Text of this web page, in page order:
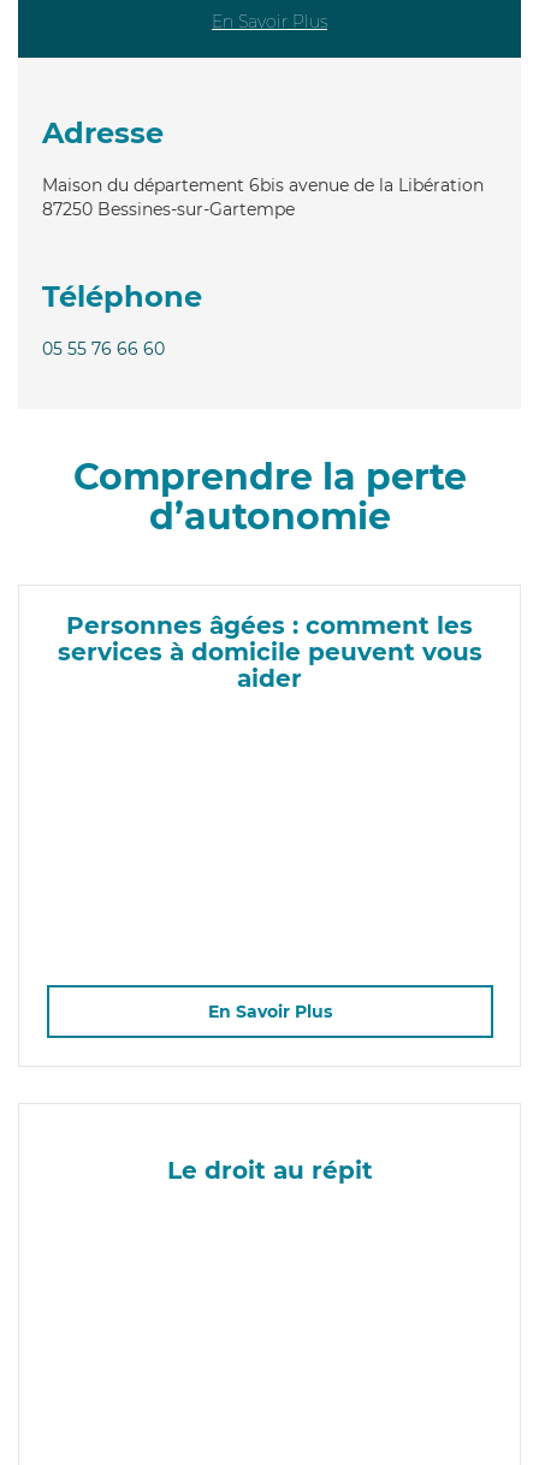
En Savoir Plus
Adresse
Maison du département 6bis avenue de la Libération
87250 Bessines-sur-Gartempe
Téléphone
05 55 76 66 60
Comprendre la perte
d’autonomie
Personnes âgées : comment les
services à domicile peuvent vous
aider
En Savoir Plus
Le droit au répit